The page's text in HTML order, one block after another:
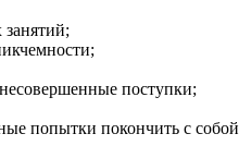
поступки;
попытки покончить с